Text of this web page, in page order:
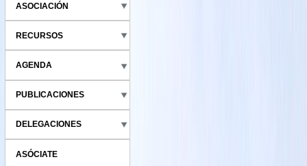
ASOCIACIÓN
RECURSOS
AGENDA
PUBLICACIONES
DELEGACIONES
ASÓCIATE